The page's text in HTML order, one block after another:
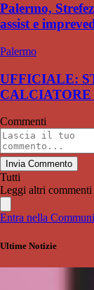
Palermo,
assist e
Palermo
UFFICIALE:
Commenti
Invia Commento
Tutti
Leggi altri commenti
Entra nella
Ultime Notizie